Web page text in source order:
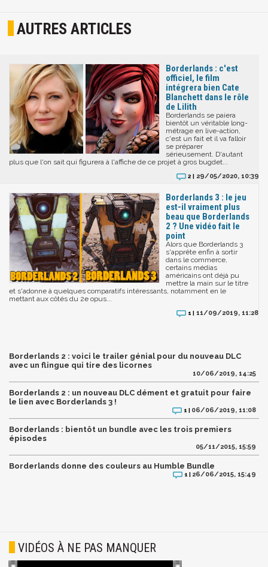
AUTRES ARTICLES
Borderlands : c'est
officiel, le film
intégrera bien Cate
Blanchett dans le rôle
de Lilith
Borderlands se paiera
bientôt un véritable long-
métrage en live-action,
c'est un fait et il va falloir
se préparer
sérieusement. D'autant
plus que l'on sait qui figurera à l'affiche de ce projet à gros bugdet...
2 | 29/05/2020, 10:39
Borderlands 3 : le jeu
est-il vraiment plus
beau que Borderlands
2 ? Une vidéo fait le
point
Alors que Borderlands 3
s'apprête enfin à sortir
dans le commerce,
certains médias
américains ont déjà pu
mettre la main sur le titre
et s'adonne à quelques comparatifs intéressants, notamment en le
mettant aux côtés du 2e opus...
1 | 11/09/2019, 11:28
Borderlands 2 : voici le trailer génial pour du nouveau DLC
avec un flingue qui tire des licornes
10/06/2019, 14:25
Borderlands 2 : un nouveau DLC dément et gratuit pour faire
le lien avec Borderlands 3 !
1 | 06/06/2019, 11:08
Borderlands : bientôt un bundle avec les trois premiers
épisodes
05/11/2015, 15:59
Borderlands donne des couleurs au Humble Bundle
1 | 26/06/2015, 15:49
VIDÉOS À NE PAS MANQUER